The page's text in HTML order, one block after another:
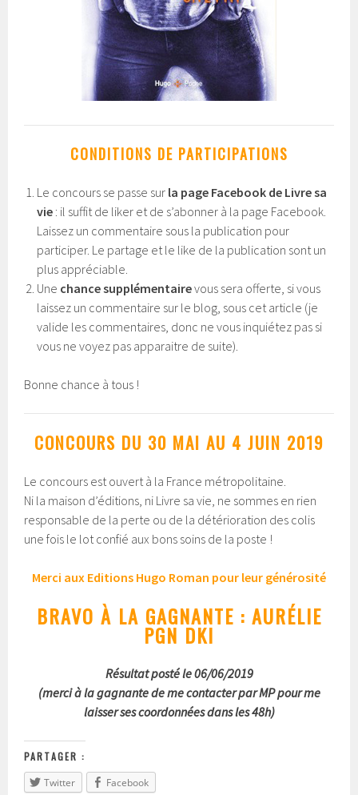
CONDITIONS DE PARTICIPATIONS
Le concours se passe sur la page Facebook de Livre sa
vie : il suffit de liker et de s’abonner à la page Facebook.
Laissez un commentaire sous la publication pour
participer. Le partage et le like de la publication sont un
plus appréciable.
Une chance supplémentairevous sera offerte, si vous
laissez un commentaire sur le blog, sous cet article (je
valide les commentaires, donc ne vous inquiétez pas si
vous ne voyez pas apparaitre de suite).
Bonne chance à tous !
CONCOURS DU 30 MAI AU 4 JUIN 2019
Le concours est ouvert à la France métropolitaine.
Ni la maison d’éditions, ni Livre sa vie, ne sommes en rien
responsable de la perte ou de la détérioration des colis
une fois le lot confié aux bons soins de la poste !
Merci aux Editions Hugo Roman pour leur générosité
BRAVO À LA GAGNANTE : AURÉLIE
PGN DKI
Résultat posté le 06/06/2019
(merci à la gagnante de me contacter par MP pour me
laisser ses coordonnées dans les 48h)
PARTAGER :
Twitter
Facebook